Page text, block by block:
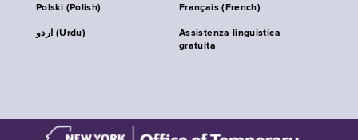
Polski (Polish) Français (French)
اردو (Urdu)
Assistenza linguistica
gratuita